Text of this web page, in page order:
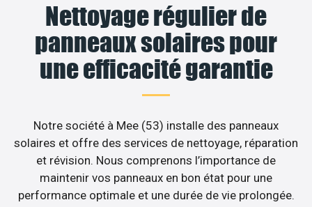
Nettoyage régulier de
panneaux solaires pour
une efficacité garantie
Notre société à Mee (53) installe des panneaux
solaires et offre des services de nettoyage, réparation
et révision. Nous comprenons l’importance de
maintenir vos panneaux en bon état pour une
performance optimale et une durée de vie prolongée.